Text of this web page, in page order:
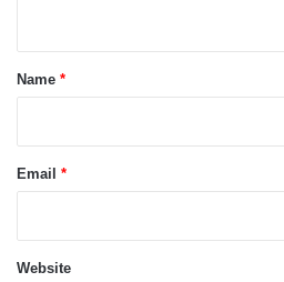
*Name *
Email *
Website